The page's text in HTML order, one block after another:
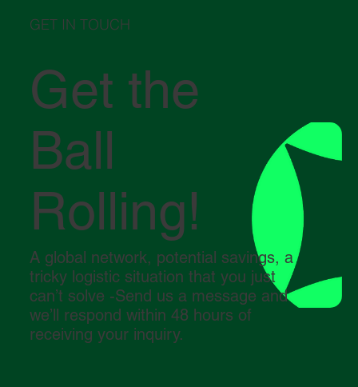
GET IN TOUCH
Get the
Ball
Rolling!
A global network, potential savings, a
tricky logistic situation that you just
can’t solve -Send us a message and
we’ll respond within 48 hours of
receiving your inquiry.